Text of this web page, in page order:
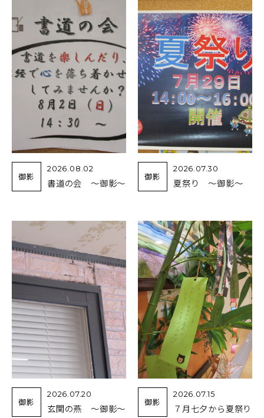
御影
2026.08.02
書道の会 ～御影～
御影
2026.07.30
夏祭り ～御影～
御影
2026.07.20
玄関の燕 ～御影～
御影
2026.07.15
７月七夕から夏祭り